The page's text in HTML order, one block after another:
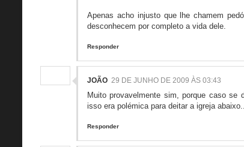
Apenas acho injusto que lhe chamem
desconhecem por completo a vida dele.
Responder
JOÃO 29 DE JUNHO DE 2009 ÀS 03:43
Muito provavelmente sim, porque caso se
isso era polémica para deitar a igreja abaixo...
Responder